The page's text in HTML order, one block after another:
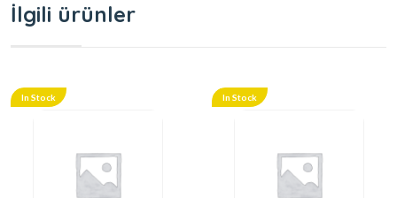
İlgili ürünler
In Stock In Stock